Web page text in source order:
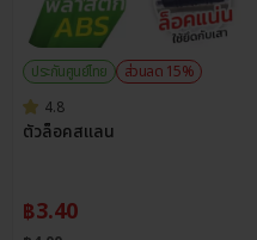
ประกันศูนย์ไทย
ส่วนลด 15%
4.8
ตัวล็อคสแลน
฿3.40